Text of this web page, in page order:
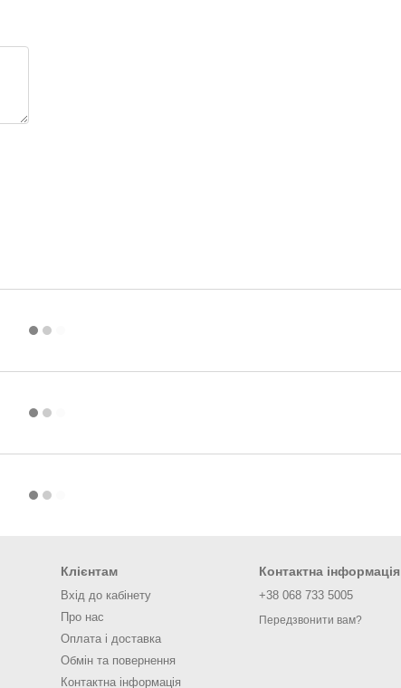
Клієнтам
Вхід до кабінету
Про нас
Оплата і доставка
Обмін та повернення
Контактна інформація
Контактна інформація
+38 068 733 5005
Передзвонити вам?